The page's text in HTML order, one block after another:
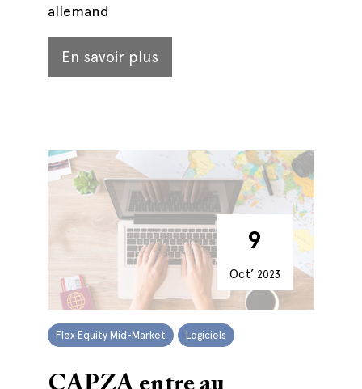
allemand
En savoir plus
9
Oct’ 2023
Flex Equity Mid-Market Logiciels